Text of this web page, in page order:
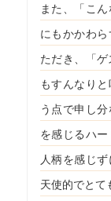
また、「こ
にもかかわ
ただき、「
もすんなり
う点で申し
を感じるハ
人柄を感じ
天使的でとて